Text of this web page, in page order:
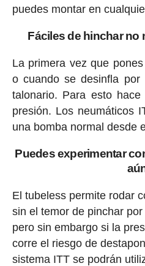
puedes montar en
Fáciles de hinchar no
La primera vez que
o cuando se desinfla por
talonario. Para esto
presión. Los neumáticos
una bomba normal desde
Puedes experimentar
El tubeless permite rodar
sin el temor de pinchar
pero sin embargo si la
corre el riesgo de
sistema ITT se podrán